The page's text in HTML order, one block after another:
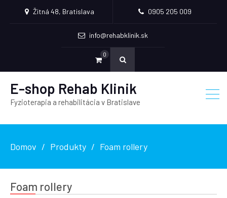
Žitná 48, Bratislava 0905 205 009
info@rehabklinik.sk
0
E-shop Rehab Klinik
Fyzioterapia a rehabilitácia v Bratislave
Domov Produkty Foam rollery
Foam rollery